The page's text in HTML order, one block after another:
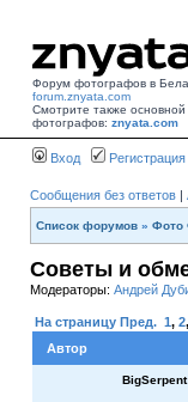
Форум фотографов в
forum.znyata.com
Смотрите также основной
фотографов: znyata.com
Вход Регистрация
Сообщения без ответов |
Список форумов » Фото
Советы и
Модераторы: Андрей
На страницу Пред. 1, 2,
Автор
BigSerpent